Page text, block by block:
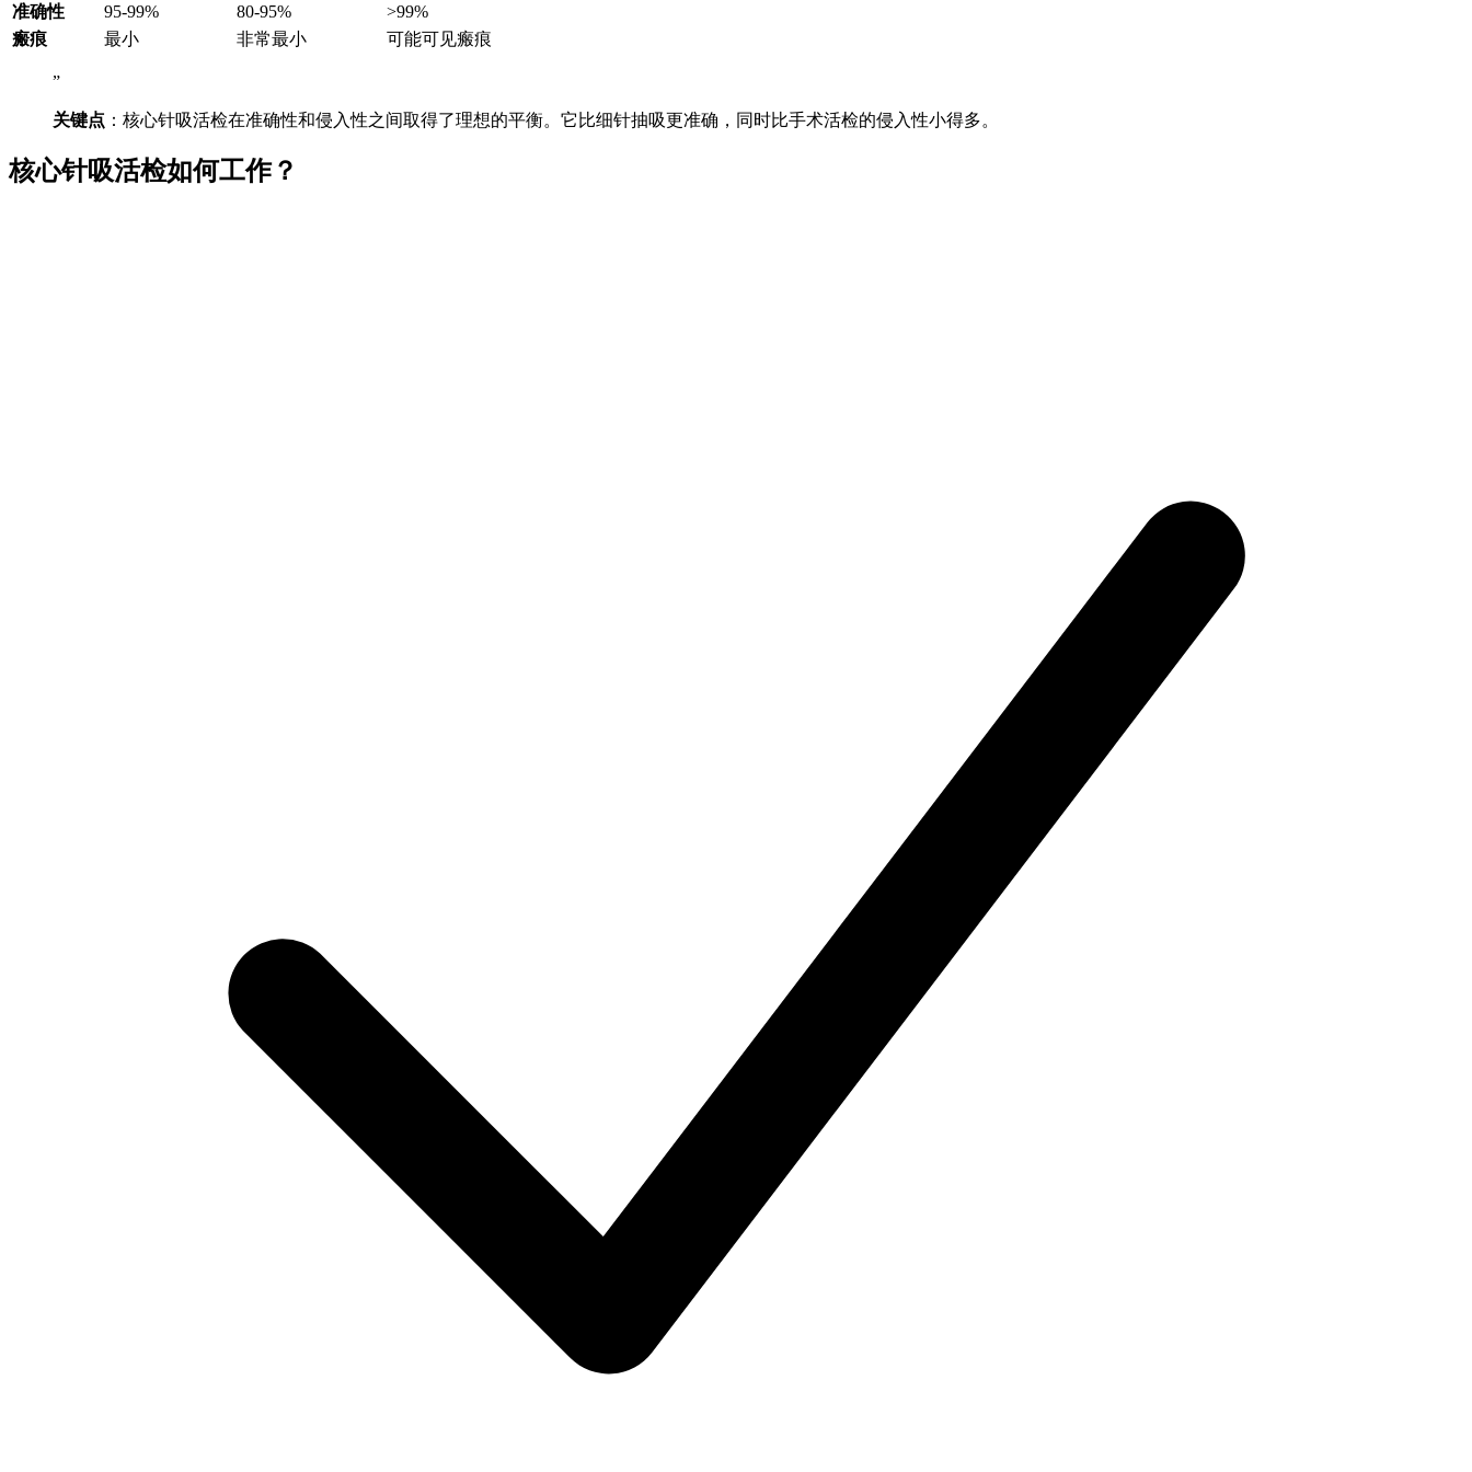
准确性
95-99% 80-95%
>99%
瘢痕
最小 非常最小 可能可见瘢痕
”
关键点 ：核心针吸活检在准确性和侵入性之间取得了理想的平衡。它比细针抽吸更准确，同时比手术活检的侵入性小得多。
核心针吸活检如何工作？